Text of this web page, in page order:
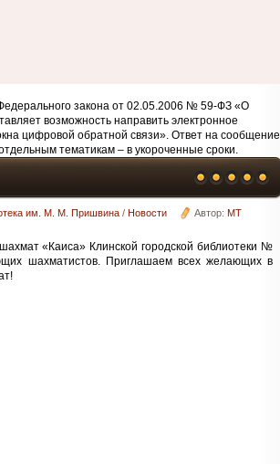
закона от 02.05.2006 № 59-ФЗ «О
возможность направить электронное
цифровой обратной связи». Ответ на сообщение
тематикам – в укороченные сроки.
им. М. М. Пришвина /Новости Автор:MT
«Каиса» Клинской городской библиотеки №
шахматистов. Приглашаем всех желающих в